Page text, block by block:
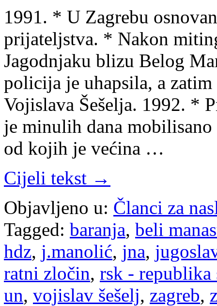
1991. * U Zagrebu
prijateljstva. * Nakon
Jagodnjaku blizu Belog
policija je uhapsila, a
Vojislava Šešelja. 1992. *
je minulih dana
od kojih je većina …
Cijeli tekst →
Objavljeno u: Članci za
Tagged: baranja, beli
hdz, j.manolić, jna,
ratni zločin, rsk - republika
un, vojislav šešelj, zagreb,